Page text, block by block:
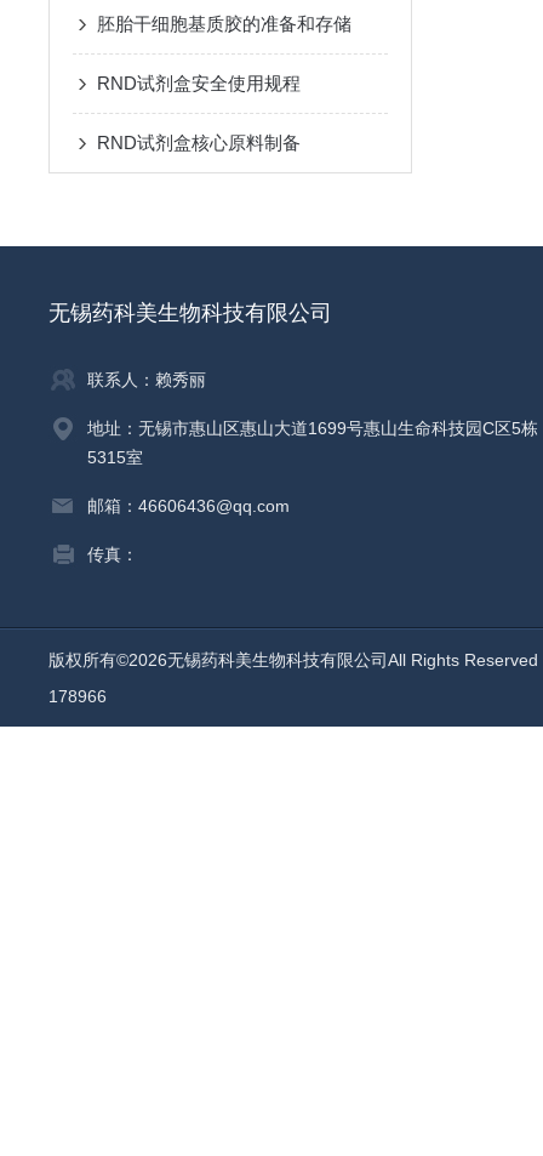
胚胎干细胞基质胶的准备和存储
RND试剂盒安全使用规程
RND试剂盒核心原料制备
无锡药科美生物科技有限公司
联系人：赖秀丽
地址：无锡市惠山区惠山大道1699号惠山生命科技园C区5栋
5315室
邮箱：46606436@qq.com
传真：
版权所有©2026无锡药科美生物科技有限公司All Rights
178966